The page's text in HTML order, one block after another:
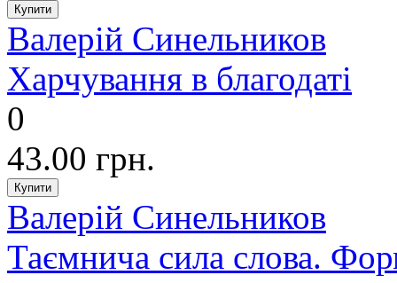
Валерій Синельников
Харчування в благодаті
0
43.00 грн.
Валерій Синельников
Таємнича сила слова.